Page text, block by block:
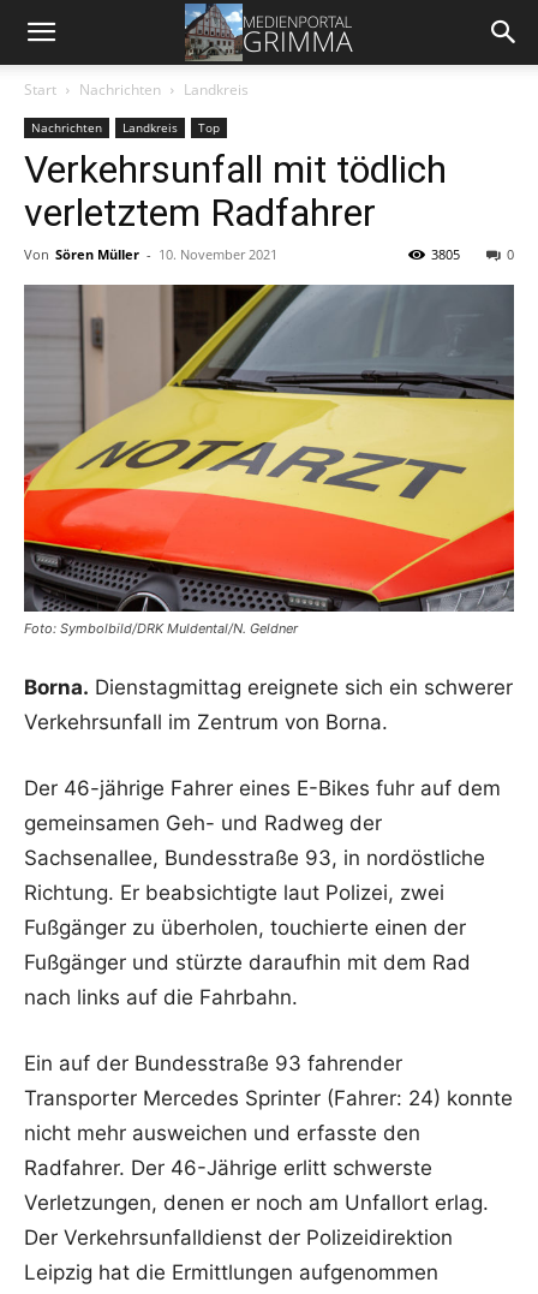
Start Nachrichten Landkreis
Nachrichten Landkreis Top
Verkehrsunfall mit tödlich
verletztem Radfahrer
Von Sören Müller - 10. November 2021 0
3805
Foto: Symbolbild/DRK Muldental/N. Geldner
Borna. Dienstagmittag ereignete sich ein schwerer
Verkehrsunfall im Zentrum von Borna.
Der 46-jährige Fahrer eines E-Bikes fuhr auf dem
gemeinsamen Geh- und Radweg der
Sachsenallee, Bundesstraße 93, in nordöstliche
Richtung. Er beabsichtigte laut Polizei, zwei
Fußgänger zu überholen, touchierte einen der
Fußgänger und stürzte daraufhin mit dem Rad
nach links auf die Fahrbahn.
Ein auf der Bundesstraße 93 fahrender
Transporter Mercedes Sprinter (Fahrer: 24) konnte
nicht mehr ausweichen und erfasste den
Radfahrer. Der 46-Jährige erlitt schwerste
Verletzungen, denen er noch am Unfallort erlag.
Der Verkehrsunfalldienst der Polizeidirektion
Leipzig hat die Ermittlungen aufgenommen